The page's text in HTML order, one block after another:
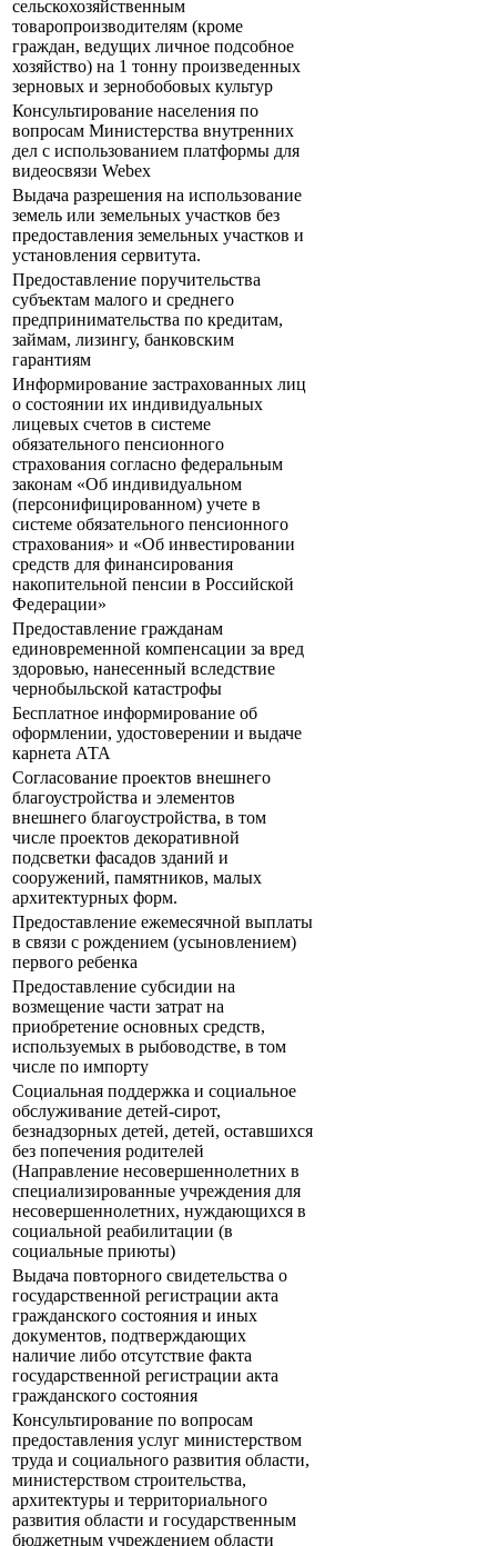
сельскохозяйственным
товаропроизводителям (кроме
граждан, ведущих личное подсобное
хозяйство) на 1 тонну произведенных
зерновых и зернобобовых культур
Консультирование населения по
вопросам Министерства внутренних
дел с использованием платформы для
видеосвязи Webex
Выдача разрешения на использование
земель или земельных участков без
предоставления земельных участков и
установления сервитута.
Предоставление поручительства
субъектам малого и среднего
предпринимательства по кредитам,
займам, лизингу, банковским
гарантиям
Информирование застрахованных лиц
о состоянии их индивидуальных
лицевых счетов в системе
обязательного пенсионного
страхования согласно федеральным
законам «Об индивидуальном
(персонифицированном) учете в
системе обязательного пенсионного
страхования» и «Об инвестировании
средств для финансирования
накопительной пенсии в Российской
Федерации»
Предоставление гражданам
единовременной компенсации за вред
здоровью, нанесенный вследствие
чернобыльской катастрофы
Бесплатное информирование об
оформлении, удостоверении и выдаче
карнета АТА
Согласование проектов внешнего
благоустройства и элементов
внешнего благоустройства, в том
числе проектов декоративной
подсветки фасадов зданий и
сооружений, памятников, малых
архитектурных форм.
Предоставление ежемесячной выплаты
в связи с рождением (усыновлением)
первого ребенка
Предоставление субсидии на
возмещение части затрат на
приобретение основных средств,
используемых в рыбоводстве, в том
числе по импорту
Социальная поддержка и социальное
обслуживание детей-сирот,
безнадзорных детей, детей, оставшихся
без попечения родителей
(Направление несовершеннолетних в
специализированные учреждения для
несовершеннолетних, нуждающихся в
социальной реабилитации (в
социальные приюты)
Выдача повторного свидетельства о
государственной регистрации акта
гражданского состояния и иных
документов, подтверждающих
наличие либо отсутствие факта
государственной регистрации акта
гражданского состояния
Консультирование по вопросам
предоставления услуг министерством
труда и социального развития области,
министерством строительства,
архитектуры и территориального
развития области и государственным
бюджетным учреждением области